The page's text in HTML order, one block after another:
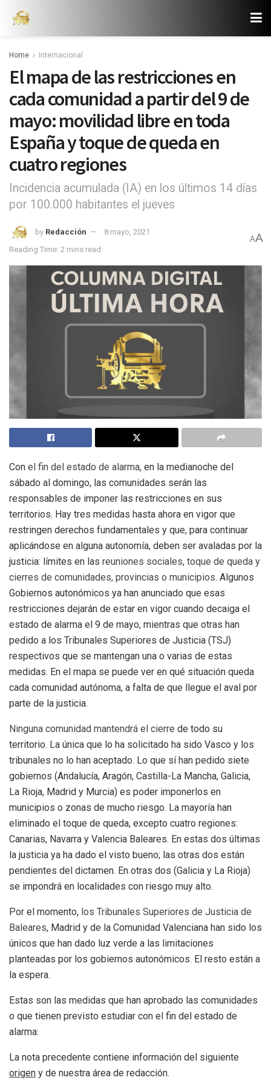
Home Internacional
El mapa de las restricciones en
cada comunidad a partir del 9 de
mayo: movilidad libre en toda
España y toque de queda en
cuatro regiones
Incidencia acumulada (IA) en los últimos 14 días
por 100.000 habitantes el jueves
by Redacción
8 mayo, 2021
Reading Time: 2 mins read
AA
Con el fin del estado de alarma, en la medianoche del
sábado al domingo, las comunidades serán las
responsables de imponer las restricciones en sus
territorios. Hay tres medidas hasta ahora en vigor que
restringen derechos fundamentales y que, para continuar
aplicándose en alguna autonomía, deben ser avaladas por la
justicia: límites en las reuniones sociales, toque de queda y
cierres de comunidades, provincias o municipios. Algunos
Gobiernos autonómicos ya han anunciado que esas
restricciones dejarán de estar en vigor cuando decaiga el
estado de alarma el 9 de mayo, mientras que otras han
pedido a los Tribunales Superiores de Justicia (TSJ)
respectivos que se mantengan una o varias de estas
medidas. En el mapa se puede ver en qué situación queda
cada comunidad autónoma, a falta de que llegue el aval por
parte de la justicia.
Ninguna comunidad mantendrá el cierre de todo su
territorio. La única que lo ha solicitado ha sido Vasco y los
tribunales no lo han aceptado. Lo que sí han pedido siete
gobiernos (Andalucía, Aragón, Castilla-La Mancha, Galicia,
La Rioja, Madrid y Murcia) es poder imponerlos en
municipios o zonas de mucho riesgo. La mayoría han
eliminado el toque de queda, excepto cuatro regiones:
Canarias, Navarra y Valencia Baleares. En estas dos últimas
la justicia ya ha dado el visto bueno; las otras dos están
pendientes del dictamen. En otras dos (Galicia y La Rioja)
se impondrá en localidades con riesgo muy alto.
Por el momento, los Tribunales Superiores de Justicia de
Baleares, Madrid y de la Comunidad Valenciana han sido los
únicos que han dado luz verde a las limitaciones
planteadas por los gobiernos autonómicos. El resto están a
la espera.
Estas son las medidas que han aprobado las comunidades
o que tienen previsto estudiar con el fin del estado de
alarma:
La nota precedente contiene información del siguiente
origen y de nuestra área de redacción.